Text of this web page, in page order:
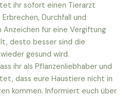
ihr sofort einen Tierarzt
Durchfall und
für eine Vergiftung
desto besser sind die
gesund wird.
ihr als Pflanzenliebhaber und
dass eure Haustiere nicht in
kommen. Informiert euch über